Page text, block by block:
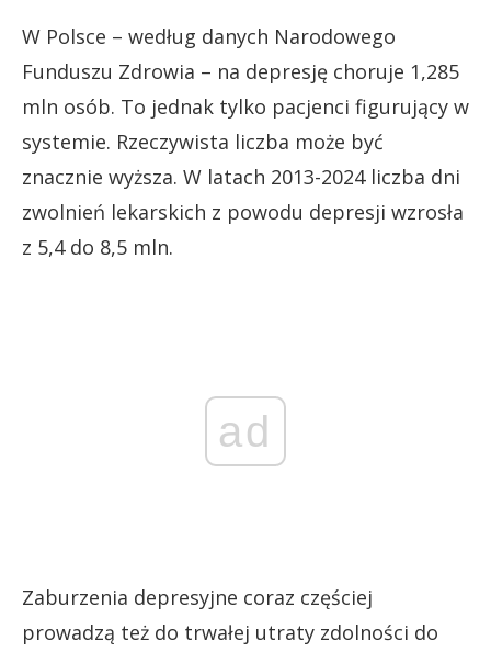
W Polsce – według danych Narodowego
Funduszu Zdrowia – na depresję choruje 1,285
mln osób. To jednak tylko pacjenci figurujący w
systemie. Rzeczywista liczba może być
znacznie wyższa. W latach 2013-2024 liczba dni
zwolnień lekarskich z powodu depresji wzrosła
z 5,4 do 8,5 mln.
ad
Zaburzenia depresyjne coraz częściej
prowadzą też do trwałej utraty zdolności do